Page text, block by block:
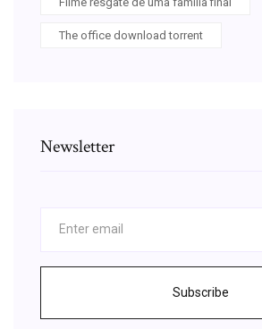
The office download torrent
Newsletter
Subscribe